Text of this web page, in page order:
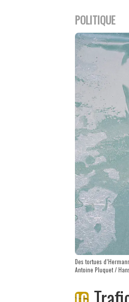
POLITIQUE
Des tortues
Antoine Pluquet /